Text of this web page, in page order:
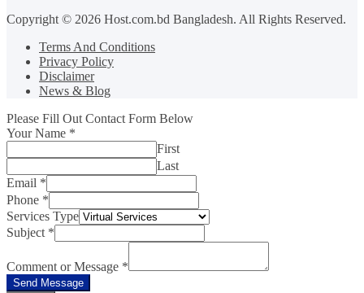
Copyright © 2026 Host.com.bd Bangladesh. All Rights Reserved.
Terms And Conditions
Privacy Policy
Disclaimer
News & Blog
Please Fill Out Contact Form Below
Your Name *
First
Last
Email *
Phone *
Services Type
Subject *
Comment or Message *
Send Message